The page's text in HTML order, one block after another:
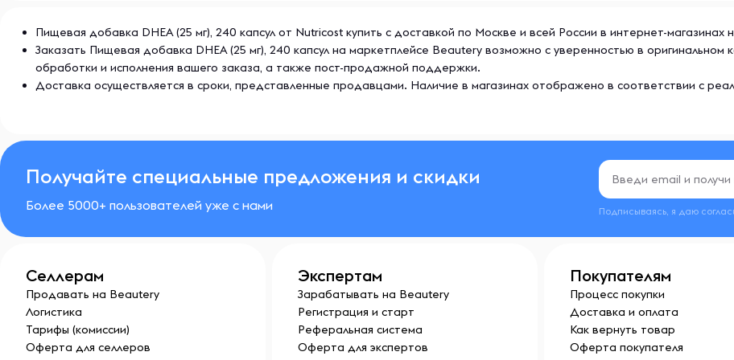
головокружение, помутнение зрения или другие подобные симптомы. Хранить в
недоступном для детей месте.
Хранить в сухом и прохладном месте.
Пищевая добавка DHEA (25 мг), 240 капсул от Nutricost купить с доставкой по Москве и всей России в интернет-
Заказать Пищевая добавка DHEA (25 мг), 240 капсул на маркетплейсе Beautery возможно с уверенностью в
обработки и исполнения вашего заказа, а также пост-продажной поддержки.
Доставка осуществляется в сроки, представленные продавцами. Наличие в магазинах отображено в соответствии с
Получайте специальные предложения и скидки
Более 5000+ пользователей уже с нами Подписываясь, я даю
Селлерам
Продавать на Beautery
Логистика
Тарифы (комиссии)
Оферта для селлеров
Экспертам
Зарабатывать на Beautery
Регистрация и старт
Реферальная система
Оферта для экспертов
Покупателям
Процесс покупки
Доставка и оплата
Как вернуть товар
Оферта покупателя